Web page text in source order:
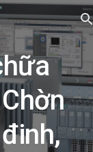
to navigation